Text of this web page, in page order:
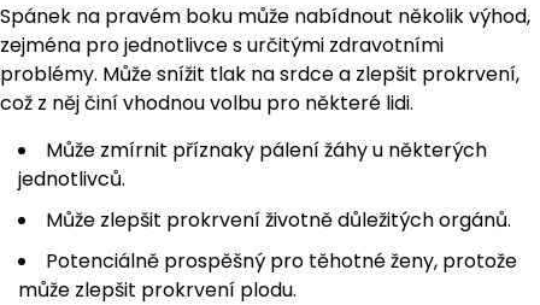
Spánek na pravém boku může nabídnout několik výhod,
zejména pro jednotlivce s určitými zdravotními
problémy. Může snížit tlak na srdce a zlepšit prokrvení,
což z něj činí vhodnou volbu pro některé lidi.
Může zmírnit příznaky pálení žáhy u některých
jednotlivců.
Může zlepšit prokrvení životně důležitých orgánů.
Potenciálně prospěšný pro těhotné ženy, protože
může zlepšit prokrvení plodu.